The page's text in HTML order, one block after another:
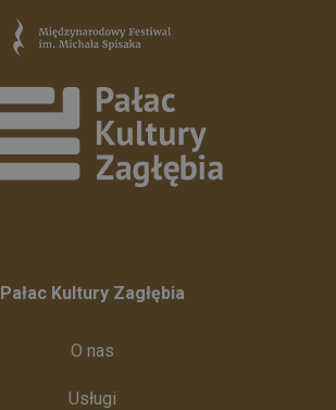
Pałac Kultury Zagłębia
O nas
Usługi